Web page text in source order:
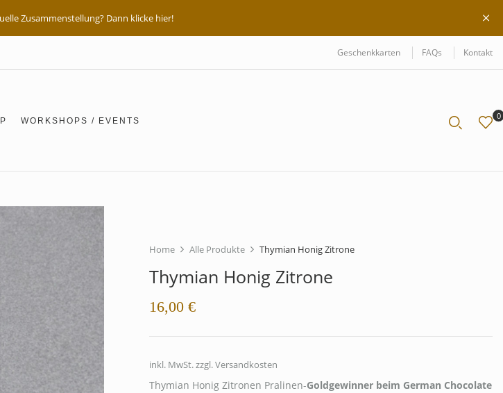
Zusammenstellung? Dann klicke hier!
Geschenkkarten FAQs Kontakt
WORKSHOPS / EVENTS 0
Home Alle Produkte Thymian Honig Zitrone
Thymian Honig Zitrone
16,00 €
inkl. MwSt.zzgl. Versandkosten
Thymian Honig Zitronen Pralinen-Goldgewinner beim German Chocolate